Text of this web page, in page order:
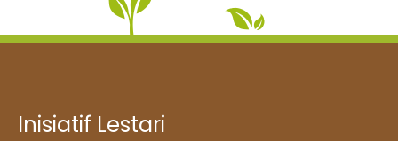
Inisiatif Lestari